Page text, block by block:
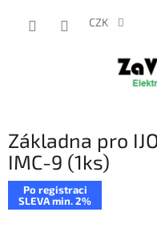
CZK
Základna pro
IMC-9 (1ks)
Po registraci
SLEVA min. 2%